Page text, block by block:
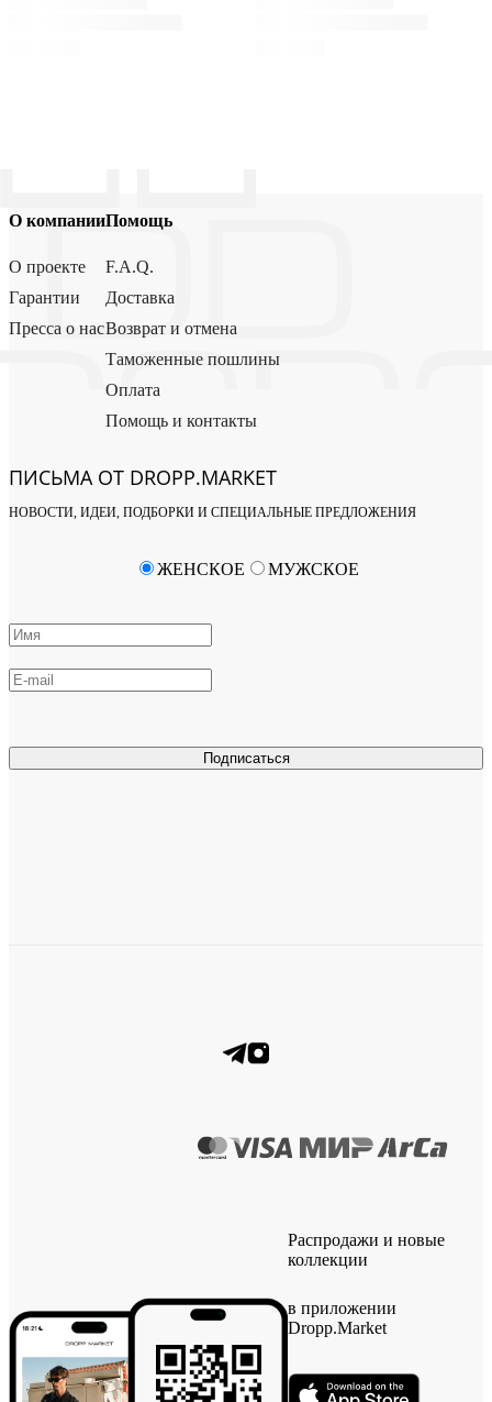
О компании
О проекте
Гарантии
Пресса о нас
Помощь
F.A.Q.
Доставка
Возврат и отмена
Таможенные пошлины
Оплата
Помощь и контакты
ПИСЬМА ОТ DROPP.MARKET
НОВОСТИ, ИДЕИ, ПОДБОРКИ И СПЕЦИАЛЬНЫЕ ПРЕДЛОЖЕНИЯ
Подписаться
ЖЕНСКОЕ МУЖСКОЕ
Распродажи и новые
коллекции
в приложении
Dropp.Market